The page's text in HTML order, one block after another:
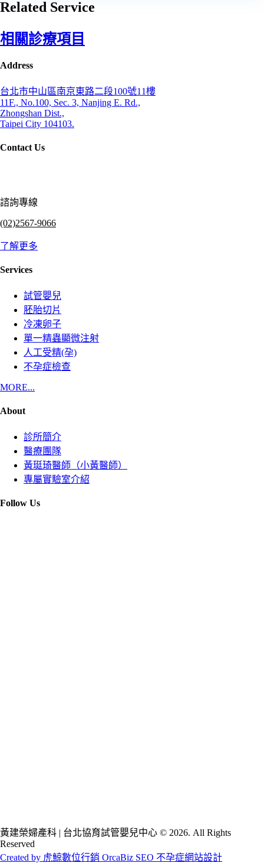
Related Service
相關診療項目
Address
台北市中山區南京東路二段100號11樓
11F., No.100, Sec. 3, Nanjing E. Rd.,
Zhongshan Dist.,
Taipei City 104103.
Contact Us
諮詢專線
(02)2567-9066
了解更多
Services
試管嬰兒
胚胎切片
冷凍卵子
單一精蟲顯微注射
人工受精(孕)
不孕症檢查
MORE...
About
診所簡介
醫療團隊
黃珽琦醫師（小黃醫師）
專屬實驗室介紹
Follow Us
黃建榮婦產科 | 台北協育試管嬰兒中心 © 2026. All Rights
Reserved
Created by 虎鯨數位行銷 OrcaBiz SEO 不孕症網站設計